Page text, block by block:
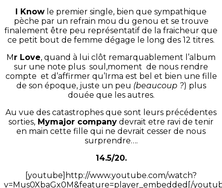
I Know le premier single, bien que sympathique
pèche par un refrain mou du genou et se trouve
finalement être peu représentatif de la fraicheur que
ce petit bout de femme dégage le long des 12 titres.
Mr Love, quand à lui clôt remarquablement l’album
sur une note plus soul,moment de nous rendre
compte et d’affirmer qu’Irma est bel et bien une fille
de son époque, juste un peu (beaucoup ?) plus
douée que les autres.
Au vue des catastrophes que sont leurs précédentes
sorties, Mymajor company devrait etre ravi de tenir
en main cette fille qui ne devrait cesser de nous
surprendre….
14.5/20.
[youtube]http://www.youtube.com/watch?
v=Mus0XbaGx0M&feature=player_embedded[/